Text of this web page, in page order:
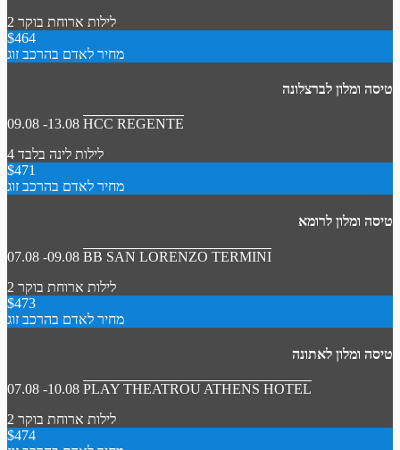
2 לילות ארוחת בוקר
$464
מחיר לאדם בהרכב זוג
טיסה ומלון לברצלונה
09.08 -13.08 HCC REGENTE
4 לילות לינה בלבד
$471
מחיר לאדם בהרכב זוג
טיסה ומלון לרומא
07.08 -09.08 BB SAN LORENZO TERMINI
2 לילות ארוחת בוקר
$473
מחיר לאדם בהרכב זוג
טיסה ומלון לאתונה
07.08 -10.08 PLAY THEATROU ATHENS HOTEL
2 לילות ארוחת בוקר
$474